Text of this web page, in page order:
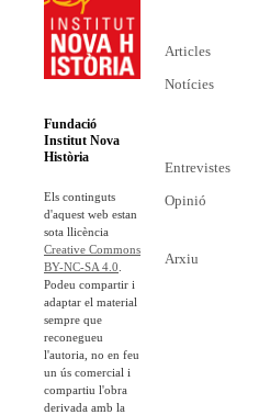
Fundació
Institut Nova
Història
Els continguts
d'aquest web estan
sota llicència
Creative Commons
BY-NC-SA 4.0
Podeu compartir i
adaptar el material
sempre que
reconegueu
l'autoria, no en feu
un ús comercial i
compartiu l'obra
derivada amb la
Articles
Notícies
Entrevistes
Opinió
Arxiu